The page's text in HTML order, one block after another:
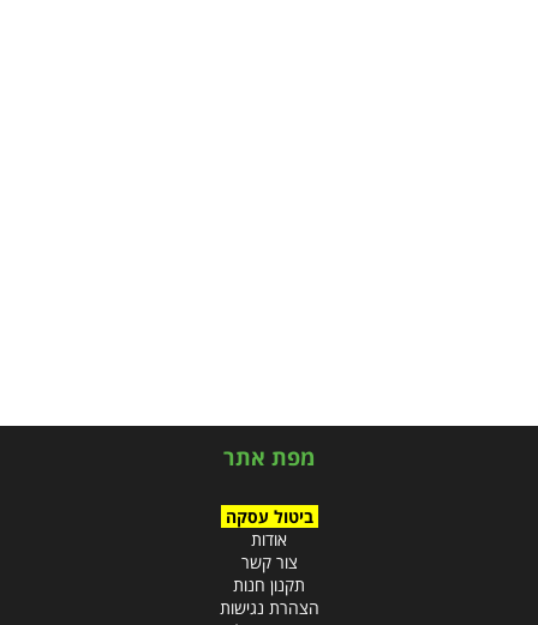
מפת אתר
ביטול עסקה
אודות
צור קשר
תקנון חנות
הצהרת נגישות